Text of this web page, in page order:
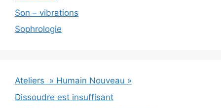
Son – vibrations
Sophrologie
Ateliers » Humain Nouveau »
Dissoudre est insuffisant